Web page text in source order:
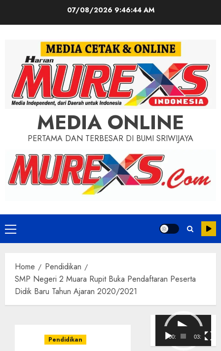
07/08/2026 9:46:45 AM
MEDIA ONLINE
PERTAMA DAN TERBESAR DI BUMI SRIWIJAYA
Primary
Menu
Home
Pendidikan
SMP Negeri 2 Muara Rupit Buka Pendaftaran Peserta
Didik Baru Tahun Ajaran 2020/2021
Pendidikan
Pemutar
Video
00:00 03:08